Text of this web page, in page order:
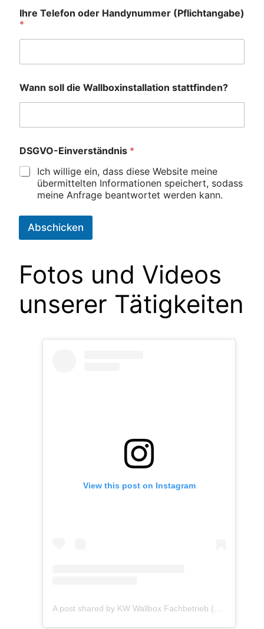
Ihre Telefon oder Handynummer (Pflichtangabe)
*
Wann soll die Wallboxinstallation stattfinden?
DSGVO-Einverständnis *
Ich willige ein, dass diese Website meine
übermittelten Informationen speichert, sodass
meine Anfrage beantwortet werden kann.
Abschicken
Fotos und Videos
unserer Tätigkeiten
View this post on Instagram